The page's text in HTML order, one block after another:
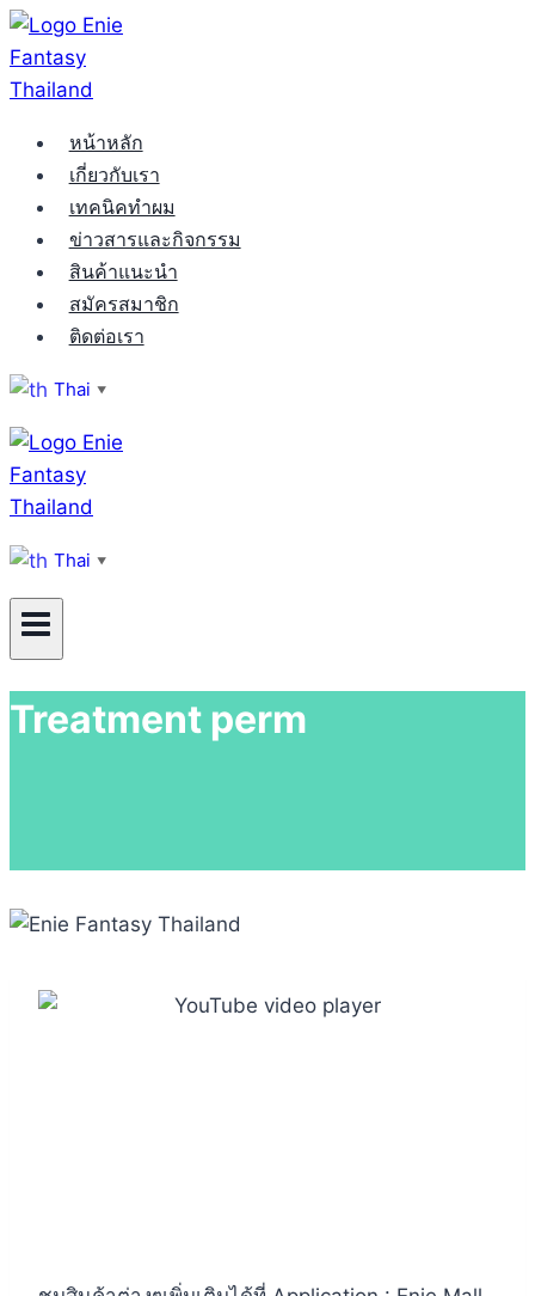
Skip
to
content
หน้าหลัก
เกี่ยวกับเรา
เทคนิคทำผม
ข่าวสารและกิจกรรม
สินค้าแนะนำ
สมัครสมาชิก
ติดต่อเรา
Thai ▼
Thai ▼
Treatment perm